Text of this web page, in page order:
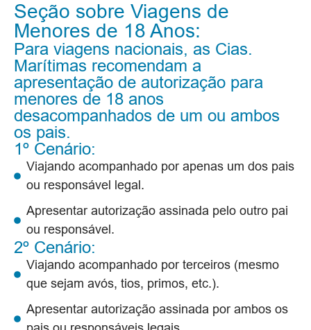
Seção sobre Viagens de
Menores de 18 Anos:
Para viagens nacionais, as Cias.
Marítimas recomendam a
apresentação de autorização para
menores de 18 anos
desacompanhados de um ou ambos
os pais.
1º Cenário:
Viajando acompanhado por apenas um dos pais
ou responsável legal.
Apresentar autorização assinada pelo outro pai
ou responsável.
2º Cenário:
Viajando acompanhado por terceiros (mesmo
que sejam avós, tios, primos, etc.).
Apresentar autorização assinada por ambos os